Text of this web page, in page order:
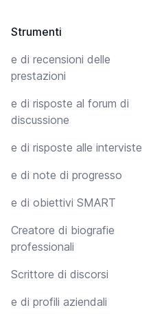
Strumenti
e di recensioni delle
prestazioni
e di risposte al forum di
discussione
e di risposte alle interviste
e di note di progresso
e di obiettivi SMART
Creatore di biografie
professionali
Scrittore di discorsi
e di profili aziendali